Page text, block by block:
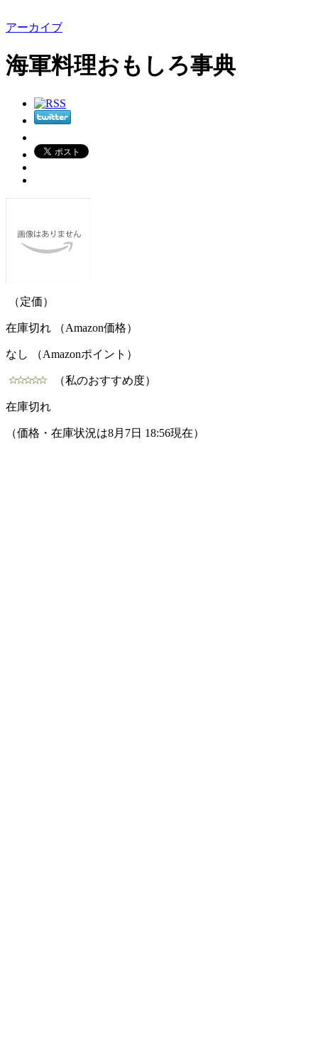
アーカイブ
海軍料理おもしろ事典
（定価）
在庫切れ （Amazon価格）
なし （Amazonポイント）
（私のおすすめ度）
在庫切れ
（価格・在庫状況は8月7日 18:56現在）